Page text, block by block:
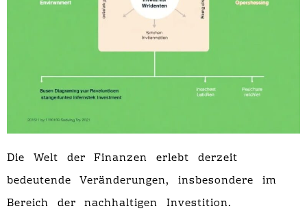
Die Welt der Finanzen erlebt derzeit
bedeutende Veränderungen, insbesondere im
Bereich der nachhaltigen Investition.